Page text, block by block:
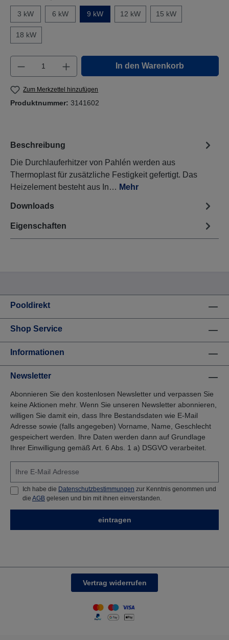
3 kW 6 kW 9 kW 12 kW 15 kW
18 kW
Produkt Anzahl: Gib den gewünschten
In den Warenkorb
Zum Merkzettel hinzufügen
Produktnummer: 3141602
Beschreibung
Die Durchlauferhitzer von Pahlén werden aus
Thermoplast für zusätzliche Festigkeit gefertigt. Das
Heizelement besteht aus In… Mehr
Downloads
Eigenschaften
Pooldirekt
Shop Service
Informationen
Newsletter
Abonnieren Sie den kostenlosen Newsletter und verpassen Sie
keine Aktionen mehr. Wenn Sie unseren Newsletter abonnieren,
willigen Sie damit ein, dass Ihre Bestandsdaten wie E-Mail
Adresse sowie (falls angegeben) Vorname, Name, Geschlecht
gespeichert werden. Ihre Daten werden dann auf Grundlage
Ihrer Einwilligung gemäß Art. 6 Abs. 1 a) DSGVO verarbeitet.
Ich habe die Datenschutzbestimmungen zur Kenntnis genommen und
die AGB gelesen und bin mit ihnen einverstanden.
eintragen
Vertrag widerrufen